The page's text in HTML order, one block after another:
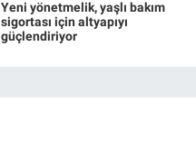
Yeni yönetmelik, yaşlı bakım
sigortası için altyapıyı
güçlendiriyor